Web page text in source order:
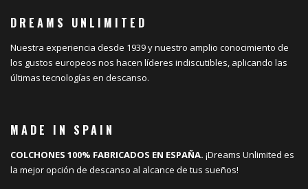
DREAMS UNLIMITED
Nuestra experiencia desde 1939 y nuestro amplio conocimiento de
los gustos europeos nos hacen líderes indiscutibles, aplicando las
últimas tecnologías en descanso.
MADE IN SPAIN
COLCHONES 100% FABRICADOS EN ESPAÑA. ¡Dreams Unlimited es
la mejor opción de descanso al alcance de tus sueños!